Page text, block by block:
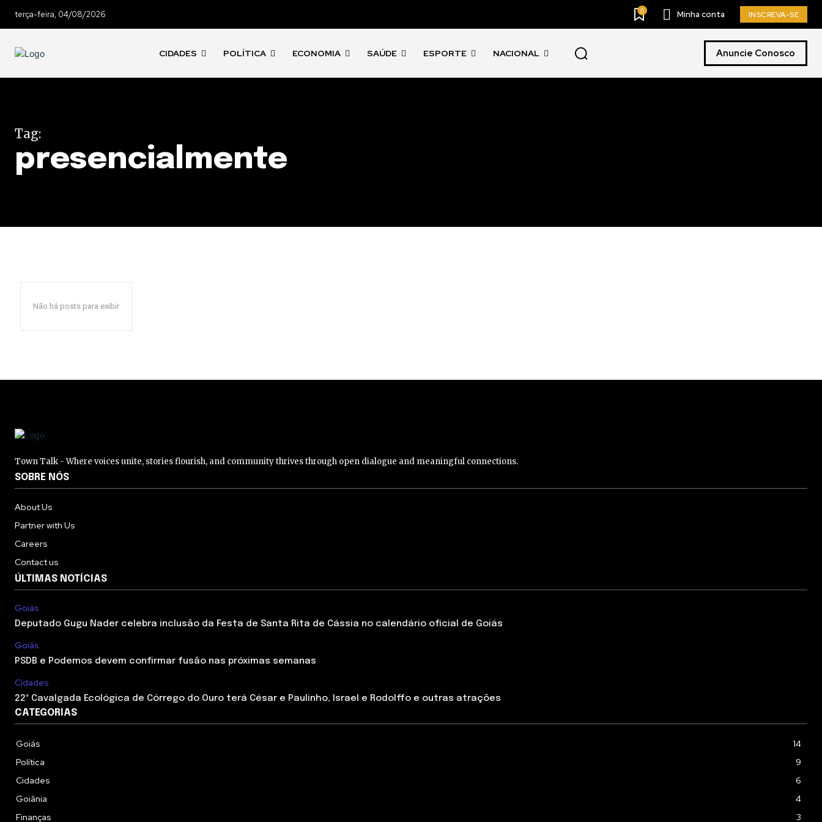
terça-feira, 04/08/2026 0 Minha conta INSCREVA-SE
CIDADES POLÍTICA ECONOMIA SAÚDE ESPORTE NACIONAL Anuncie Conosco
Tag:
presencialmente
Não há posts para exibir
Town Talk - Where voices unite, stories flourish, and community thrives through open dialogue and meaningful connections.
SOBRE NÓS
About Us
Partner with Us
Careers
Contact us
ÚLTIMAS NOTÍCIAS
Goiás
Deputado Gugu Nader celebra inclusão da Festa de Santa Rita de Cássia no calendário oficial de Goiás
Goiás
PSDB e Podemos devem confirmar fusão nas próximas semanas
Cidades
22ª Cavalgada Ecológica de Córrego do Ouro terá César e Paulinho, Israel e Rodolffo e outras atrações
CATEGORIAS
Goiás
14
Política
9
Cidades
6
Goiânia
4
Finanças
3